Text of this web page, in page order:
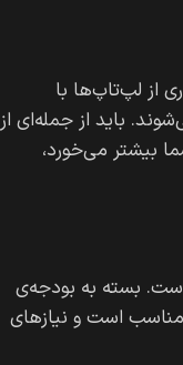
از لپ‌تاپ‌ها با
باید از جمله‌ای از
بیشتر می‌خورد،
بسته به بودجه‌ی
مناسب است و نیازهای